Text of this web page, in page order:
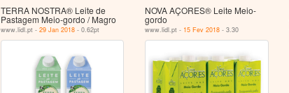
TERRA NOSTRA® Leite de
Pastagem Meio-gordo / Magro
www.lidl.pt - 29 Jan 2018- 0.62pt
NOVA AÇORES® Leite Meio-
gordo
www.lidl.pt - 15 Fev 2018 - 3.30